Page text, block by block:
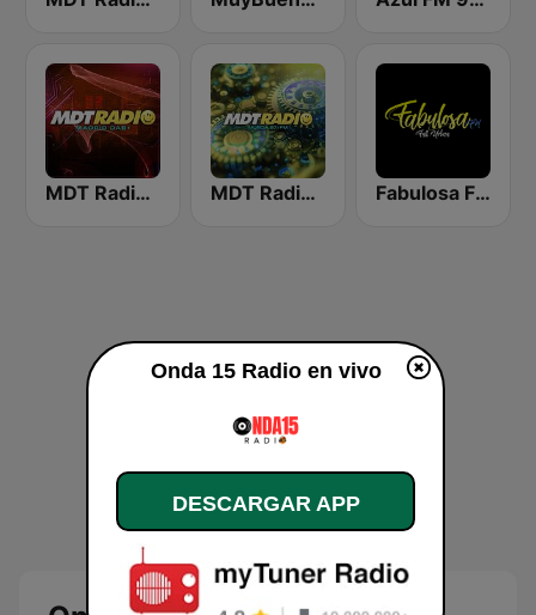
MDT Radio Madrid MDT Radio Murcia Fabulosa FM
Onda 15 Radio en vivo
DESCARGAR APP